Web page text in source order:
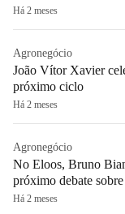
Há 2 meses
Agronegócio
João Vítor Xavier
próximo ciclo
Há 2 meses
Agronegócio
No Eloos, Bruno
próximo debate
Há 2 meses